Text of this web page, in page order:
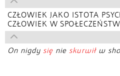
CZŁOWIEK JAKO ISTOTA
CZŁOWIEK W
On nigdy się nie skurwiłw